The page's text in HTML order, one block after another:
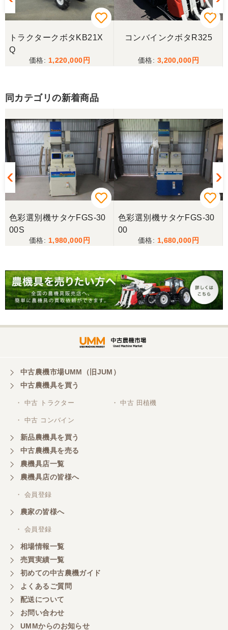
購入から引き取りまでスムーズでした。ありがとう
ございました。
当方の要望に対して、素早く対応していただき感謝
スタッフの鈴木さんが親切で機械に詳しく 丁寧にご
対応頂きました。 ありがとう！ 少し距離はあります
が、今後も農機具を買う際はのうき屋さんを利用し
ようと思います。
三重県／miraisann
写真と現物が違いすぎる
こちらの、対応も、よく、大変、満足、です。
三重県／谷本勝美
こちらの、対応、も、よくして、くれました。
対応も、よくしてくれました、有難うございまし
三重県／山本
対応ありがとうございました。
三重県／山本
共立シュレッターを受け取りました。 状態は問題な
く、エンジンも調子がよさそうです。 ありがとうご
ざいました。
三重県／
嫌な顔をせずに一生懸命頑張ってくれる中山さんに
感謝しています。ここで3台買いましたが、これから
もよろしくお願いしたいです。
三重県／
初めてコンバインを買いに行ったのですが、とても
明るい方に担当していただき細かく説明して下さっ
てとても嬉しかったです。
トラクタークボタKB21X
Q
1,220,000
コンバインクボタR325
3,200,000
同カテゴリの新着商品
色彩選別機サタケFGS-30
00S
1,980,000
色彩選別機サタケFGS-30
00
1,680,000
中古農機市場UMM（旧JUM）
中古農機具を買う
・ 中古 トラクター ・ 中古 田植機
・ 中古 コンバイン
新品農機具を買う
中古農機具を売る
農機具店一覧
農機具店の皆様へ
・ 会員登録
農家の皆様へ
・ 会員登録
相場情報一覧
売買実績一覧
初めての中古農機ガイド
よくあるご質問
配送について
お問い合わせ
UMMからのお知らせ